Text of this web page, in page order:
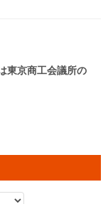
東京商工会議所の